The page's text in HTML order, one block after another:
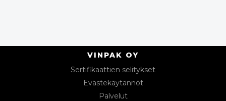
VINPAK OY
Sertifikaattien selitykset
Evästekäytännöt
Palvelut